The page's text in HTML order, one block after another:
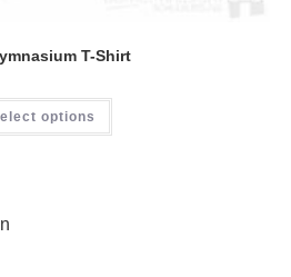
T-Shirt
options
Dieses
weist